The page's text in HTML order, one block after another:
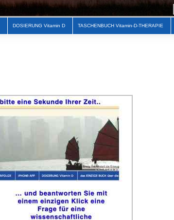
DOSIERUNG Vitamin D TASCHENBUCH Vitamin-D-THERAPIE